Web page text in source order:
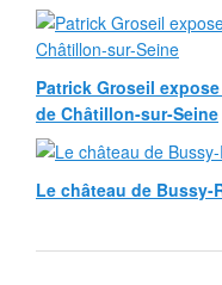
Patrick Groseil
de Châtillon-sur-Seine
Le château de